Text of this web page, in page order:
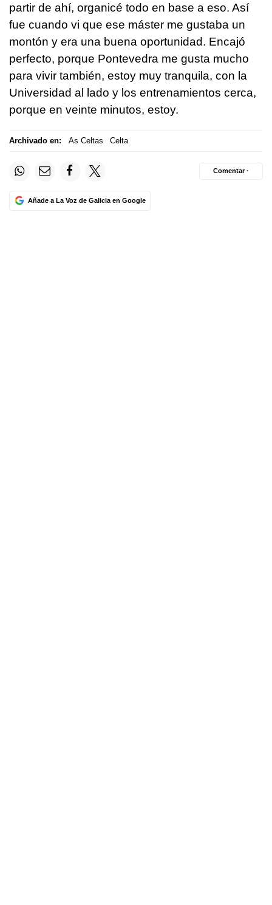
partir de ahí, organicé todo en base a eso. Así
fue cuando vi que ese máster me gustaba un
montón y era una buena oportunidad. Encajó
perfecto, porque Pontevedra me gusta mucho
para vivir también, estoy muy tranquila, con la
Universidad al lado y los entrenamientos cerca,
porque en veinte minutos, estoy.
Archivado en: As Celtas Celta
Añade a La Voz de Galicia en Google
Comentar ·